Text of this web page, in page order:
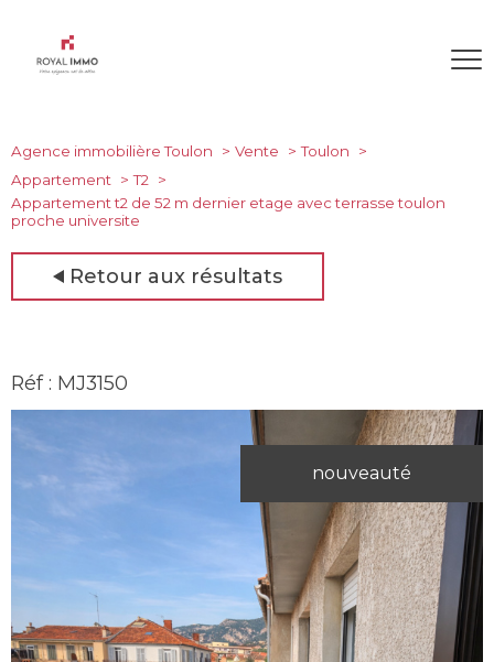
Agence immobilière Toulon Vente
Toulon
Appartement
T2
Appartement t2 de 52 m dernier etage avec terrasse toulon
proche universite
Retour aux résultats
Réf : MJ3150
nouveauté